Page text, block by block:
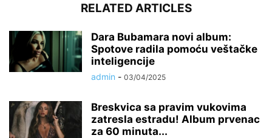
RELATED ARTICLES
Dara Bubamara novi album:
Spotove radila pomoću veštačke
inteligencije
admin - 03/04/2025
Breskvica sa pravim vukovima
zatresla estradu! Album prvenac
za 60 minuta...